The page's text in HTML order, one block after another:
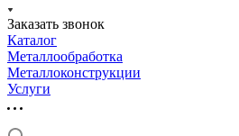
Заказать звонок
Каталог
Металлообработка
Металлоконструкции
Услуги